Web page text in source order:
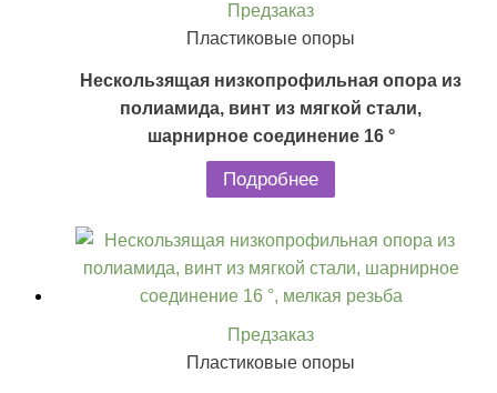
Предзаказ
Пластиковые опоры
Нескользящая низкопрофильная опора из
полиамида, винт из мягкой стали,
шарнирное соединение 16 °
Подробнее
Предзаказ
Пластиковые опоры